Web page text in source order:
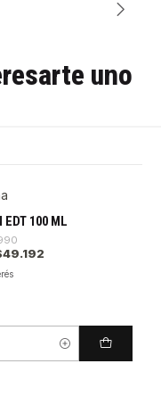
uno
EDT 100 ML